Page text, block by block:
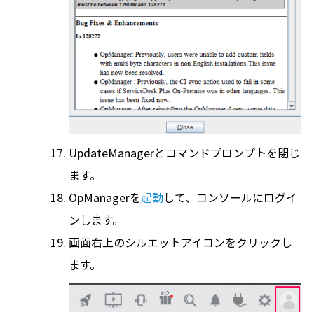
UpdateManagerとコマンドプロンプトを閉じ
ます。
OpManagerを起動して、コンソールにログイ
ンします。
画面右上のシルエットアイコンをクリックし
ます。